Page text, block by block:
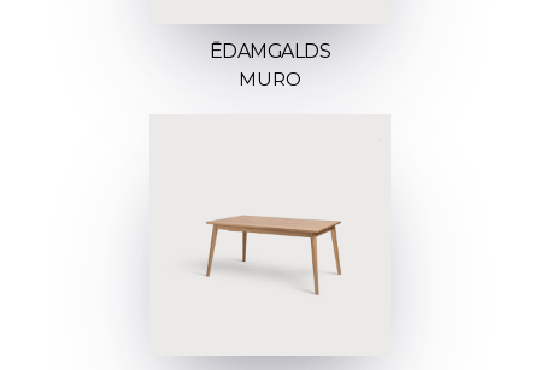
ĒDAMGALDS
MURO